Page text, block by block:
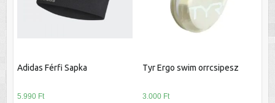
Adidas Férfi Sapka
5.990 Ft
Tyr Ergo swim orrcsipesz
3.000 Ft